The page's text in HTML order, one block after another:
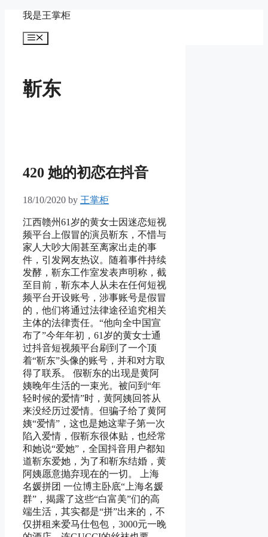
content
我是王掌柜
Menu
靳东
420 她的初恋在抖音
18/10/2020 by 王掌柜
江西赣州61岁的黄女士因迷恋短视
频平台上假冒的演员靳东，不惜与
家人大吵大闹甚至离家出走的事
件，引发网友热议。随着事件持续
发酵，靳东工作室发表声明称，截
至目前，靳东本人从未在任何短视
频平台开设账号，涉事账号是假冒
的，他们将通过法律途径追究相关
主体的法律责任。“他向全中国宣
布了”今年年初，61岁的黄女士通
过抖音短视频平台刷到了一个顶
着“靳东”头像的账号，并和对方取
得了联系。 假靳东的出现是黄阿
姨晚年生活的一束光。被问到“年
轻时候的爱情”时，黄阿姨回答从
来没经历过爱情。但骗子给了黄阿
姨“爱情”，这也是她这辈子第一次
陷入爱情，假靳东很体贴，也经常
和她说“爱她”，全国抖音用户都知
道靳东爱她，为了和靳东结婚，黄
阿姨愿意抛弃现在的一切。 上海
名媛拼团 一位博主卧底“上海名媛
群”，揭露了这些“白富美”们的高
端生活，其实都是“拼”出来的，不
仅拼租来爱马仕包包，3000元一晚